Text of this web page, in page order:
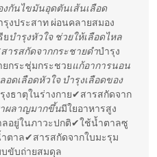
งกันไขมันอุดตันเส้นเลือด
รุงประสาท ผ่อนคลายสมอง
ย บำรุงหัวใจ ช่วยให้เลือดไหล
ารสกัดจากกระชายดำบำรุง
ยกระชุ่มกระชวยแก้อาการนอน
ดเลือดหัวใจ บำรุงเลือดของ
งธาตุในร่างกาย✔สารสกัดจาก
าผลาญมากขึ้นมีใยอาหารสูง
อยู่ในภาวะปกติ✔ใช้น้ำตาลซู
ตาล✔สารสกัดจากใบมะรุม
บขับถ่ายสมดุล